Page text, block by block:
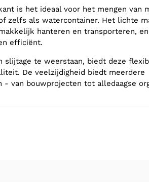
is het ideaal voor het mengen van
zelfs als watercontainer. Het lichte
hanteren en transporteren,
efficiënt.
slijtage te weerstaan, biedt deze
De veelzijdigheid biedt meerdere
- van bouwprojecten tot alledaagse